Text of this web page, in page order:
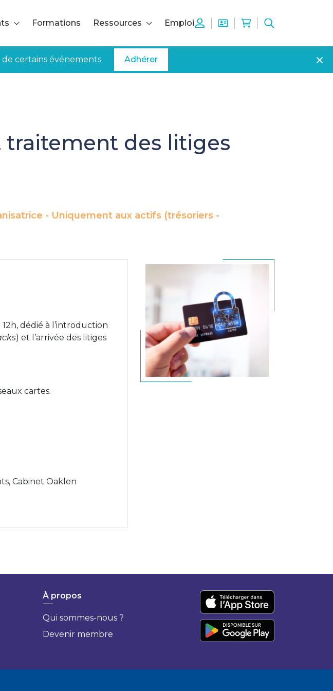
Formations Ressources Emploi
certains événements Adhérer
traitement des litiges
- Uniquement aux actifs (trésoriers -
dédié à l’introduction
) et l’arrivée des litiges
cartes.
Cabinet Oaklen
À propos
Qui sommes-nous ?
Devenir membre